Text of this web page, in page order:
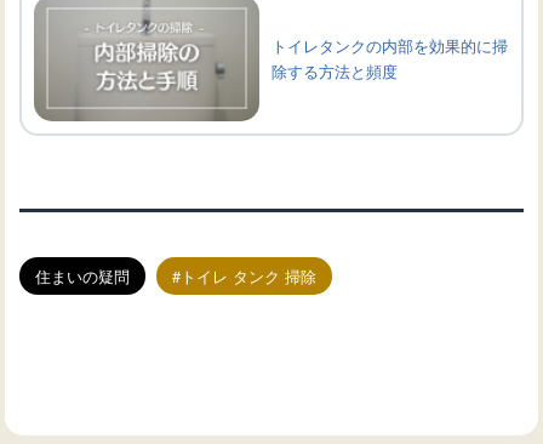
トイレタンクの内部を効果的に掃
除する方法と頻度
住まいの疑問 トイレ タンク 掃除